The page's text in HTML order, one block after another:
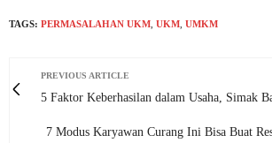
TAGS: PERMASALAHAN UKM UKM UMKM
PREVIOUS ARTICLE
5 Faktor Keberhasilan dalam Usaha, Simak
7 Modus Karyawan Curang Ini Bisa Buat